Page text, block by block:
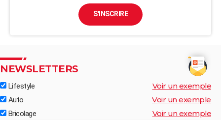
S'INSCRIRE
NEWSLETTERS
Lifestyle Voir un exemple
Auto Voir un exemple
Bricolage Voir un exemple